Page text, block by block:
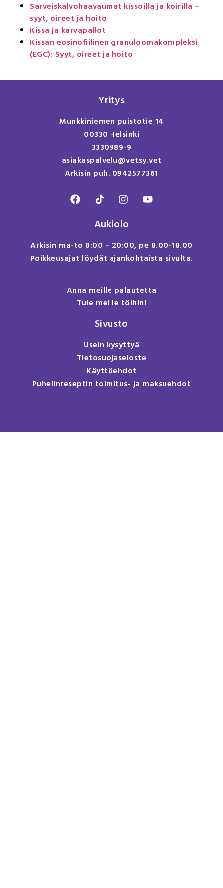
Sarveiskalvohaavaumat kissoilla ja koirilla –
syyt, oireet ja hoito
Kissa ja karvapallot
Kissan eosinofiilinen granuloomakompleksi
(EGC): Syyt, oireet ja hoito
Yritys
Munkkiniemen puistotie 14
00330 Helsinki
3330989-9
asiakaspalvelu@vetsy.vet
Arkisin puh. 0942577361
Aukiolo
Arkisin ma-to 8:00 – 20:00, pe 8.00-18.00
Poikkeusajat löydät ajankohtaista sivulta.
Anna meille palautetta
Tule meille töihin!
Sivusto
Usein kysyttyä
Tietosuojaseloste
Käyttöehdot
Puhelinreseptin toimitus- ja maksuehdot